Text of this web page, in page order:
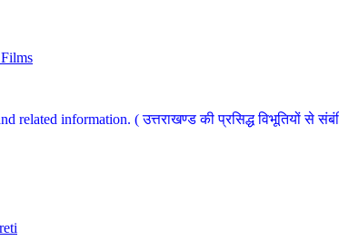
information. ( उत्तराखण्ड की प्रसिद्ध विभूतियों से